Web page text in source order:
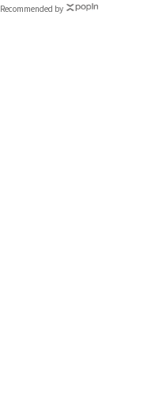
Recommended by